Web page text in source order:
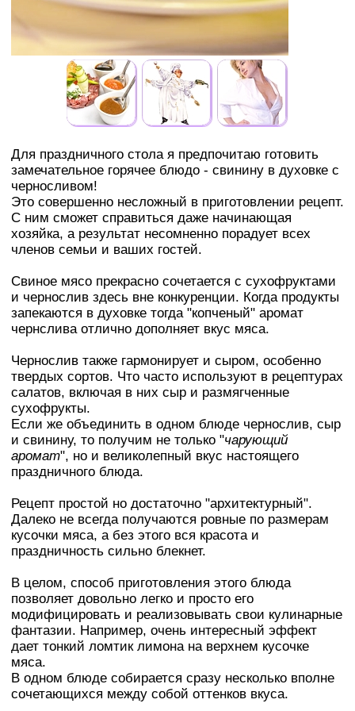
Для праздничного стола я предпочитаю готовить
замечательное горячее блюдо - свинину в духовке с
черносливом!
Это совершенно несложный в приготовлении рецепт.
С ним сможет справиться даже начинающая
хозяйка, а результат несомненно порадует всех
членов семьи и ваших гостей.
Свиное мясо прекрасно сочетается с сухофруктами
и чернослив здесь вне конкуренции. Когда продукты
запекаются в духовке тогда "копченый" аромат
чернслива отлично дополняет вкус мяса.
Чернослив также гармонирует и сыром, особенно
твердых сортов. Что часто используют в рецептурах
салатов, включая в них сыр и размягченные
сухофрукты.
Если же объединить в одном блюде чернослив, сыр
и свинину, то получим не только "чарующий
аромат", но и великолепный вкус настоящего
праздничного блюда.
Рецепт простой но достаточно "архитектурный".
Далеко не всегда получаются ровные по размерам
кусочки мяса, а без этого вся красота и
праздничность сильно блекнет.
В целом, способ приготовления этого блюда
позволяет довольно легко и просто его
модифицировать и реализовывать свои кулинарные
фантазии. Например, очень интересный эффект
дает тонкий ломтик лимона на верхнем кусочке
мяса.
В одном блюде собирается сразу несколько вполне
сочетающихся между собой оттенков вкуса.